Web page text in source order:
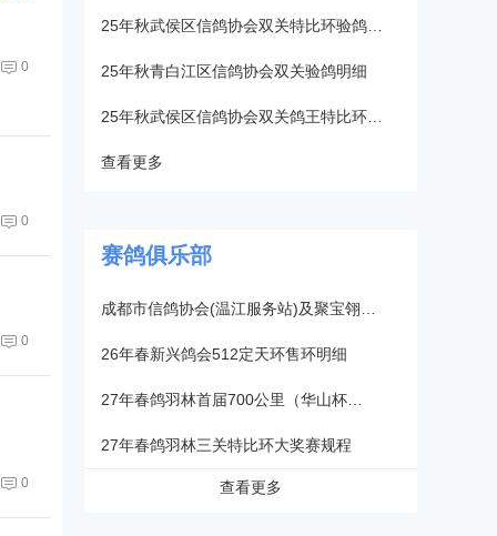
0
0
0
0
25年秋武侯区信鸽协会双关特比环验鸽…
25年秋青白江区信鸽协会双关验鸽明细
25年秋武侯区信鸽协会双关鸽王特比环…
查看更多
赛鸽俱乐部
成都市信鸽协会(温江服务站)及聚宝翎…
26年春新兴鸽会512定天环售环明细
27年春鸽羽林首届700公里（华山杯…
27年春鸽羽林三关特比环大奖赛规程
查看更多